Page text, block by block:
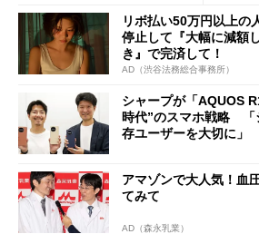
リボ払い50万円以上の
停止して『大幅に減額
き』で完済して！
AD（渋谷法務総合事務所）
シャープが「AQUOS
時代”のスマホ戦略 「
存ユーザーを大切に」
アマゾンで大人気！血
てみて
AD（森永乳業）